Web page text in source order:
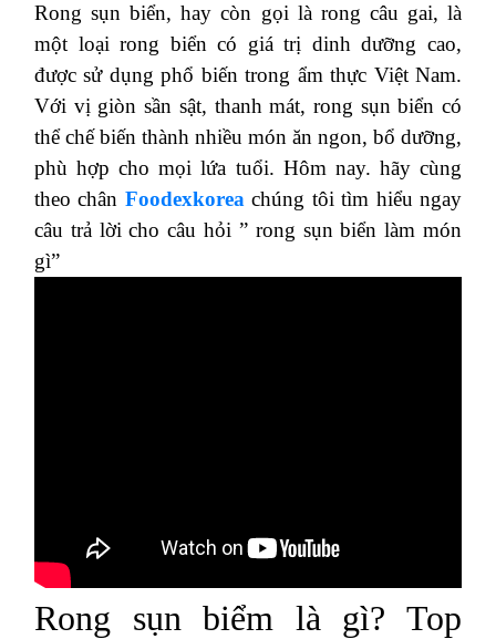
Rong sụn biển, hay còn gọi là rong câu gai, là
một loại rong biển có giá trị dinh dưỡng cao,
được sử dụng phổ biến trong ẩm thực Việt Nam.
Với vị giòn sần sật, thanh mát, rong sụn biển có
thể chế biến thành nhiều món ăn ngon, bổ dưỡng,
phù hợp cho mọi lứa tuổi. Hôm nay. hãy cùng
theo chân Foodexkorea chúng tôi tìm hiểu ngay
câu trả lời cho câu hỏi ” rong sụn biển làm món
gì”
Rong sụn biểm là gì? Top